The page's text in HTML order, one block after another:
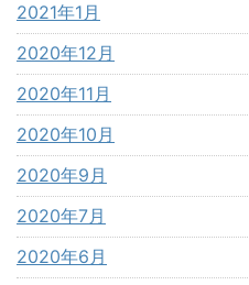
2021年1月
2020年12月
2020年11月
2020年10月
2020年9月
2020年7月
2020年6月